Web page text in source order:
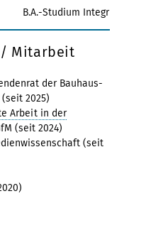
B.A.-Studium Integriertes
Mitarbeit
der Bauhaus-
2025)
Arbeit in der
(seit 2024)
(seit